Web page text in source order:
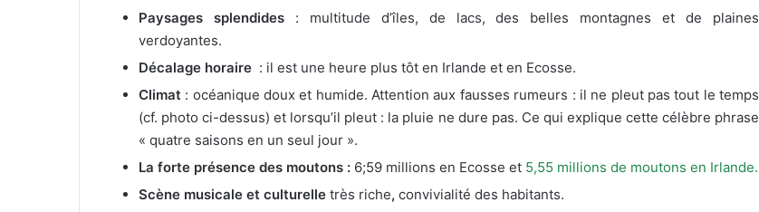
Paysages splendides: multitude d’îles, de lacs, des belles montagnes et de plaines
verdoyantes.
Décalage horaire : il est une heure plus tôt en Irlande et en Ecosse.
Climat : océanique doux et humide. Attention aux fausses rumeurs : il ne pleut pas tout le temps
(cf. photo ci-dessus) et lorsqu’il pleut : la pluie ne dure pas. Ce qui explique cette célèbre phrase
« quatre saisons en un seul jour ».
La forte présence des moutons : 6;59 millions en Ecosse et 5,55 millions de moutons en Irlande.
Scène musicale et culturelle très riche, convivialité des habitants.